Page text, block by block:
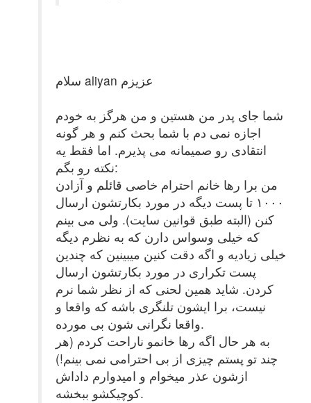
سلام aliyan عزیزم
شما جای پدر من هستین و من هرگز به خودم
اجازه نمی دم با شما بحث کنم و هر گونه
انتقادی رو صمیمانه می پذیرم. اما فقط یه
نکته رو بگم:
من برا رها خانم احترام خاصی قائلم و آزادن
۱۰۰۰ تا پست دیگه در مورد بکارتشون ارسال
کنن (البته طبق قوانین سایت). ولی می بینم
که خیلی وسواس دارن که به نظرم دیگه
خیلی زیادیه و اگه دقت کنین میبینین که چندین
پست تکراری در مورد بکارتشون ارسال
کردن. شاید همین لحنی که از نظر شما نرم
نیست، برا ایشون تلنگری باشه که واقعا و
واقعا نگرانی شون بی مورده.
به هر حال اگه رها خانمو ناراحت کردم (هر
چند تو پستم چیزی از بی احترامی نمی بینم!)
ازشون عذر میخوام و امیدوارم داداش
کوچیکشو ببخشه.